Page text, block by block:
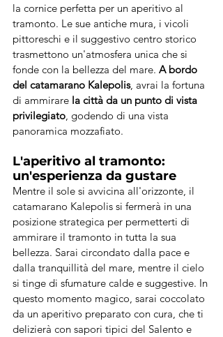
la cornice perfetta per un aperitivo al
tramonto. Le sue antiche mura, i vicoli
pittoreschi e il suggestivo centro storico
trasmettono un'atmosfera unica che si
fonde con la bellezza del mare. A bordo
del catamarano Kalepolis, avrai la fortuna
di ammirare la città da un punto di vista
privilegiato, godendo di una vista
panoramica mozzafiato.
L'aperitivo al tramonto:
un'esperienza da gustare
Mentre il sole si avvicina all'orizzonte, il
catamarano Kalepolis si fermerà in una
posizione strategica per permetterti di
ammirare il tramonto in tutta la sua
bellezza. Sarai circondato dalla pace e
dalla tranquillità del mare, mentre il cielo
si tinge di sfumature calde e suggestive. In
questo momento magico, sarai coccolato
da un aperitivo preparato con cura, che ti
delizierà con sapori tipici del Salento e